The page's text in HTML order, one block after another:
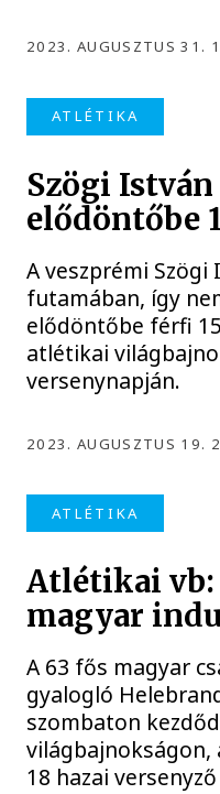
2023. AUGUSZTUS 31.
ATLÉTIKA
Szögi
elődöntőbe
A veszprémi
futamában, így
elődöntőbe férfi
atlétikai
versenynapján.
2023. AUGUSZTUS 19.
ATLÉTIKA
Atlétikai
magyar
A 63 fős magyar
gyalogló
szombaton
18 hazai